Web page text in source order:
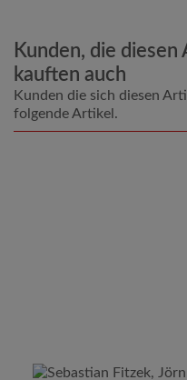
Kunden, die
kauften auch
Kunden die sich diesen
folgende Artikel.